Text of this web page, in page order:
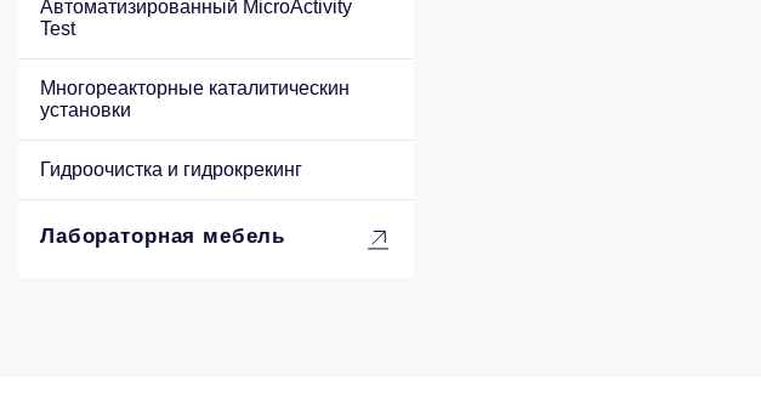
Автоматизированный MicroActivity
Test
Многореакторные каталитическин
установки
Гидроочистка и гидрокрекинг
Лабораторная мебель